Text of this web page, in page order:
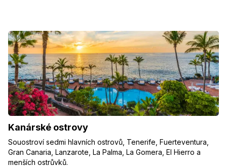
Kanárské ostrovy
Souostroví sedmi hlavních ostrovů, Tenerife, Fuerteventura,
Gran Canaria, Lanzarote, La Palma, La Gomera, El Hierro a
menších ostrůvků.